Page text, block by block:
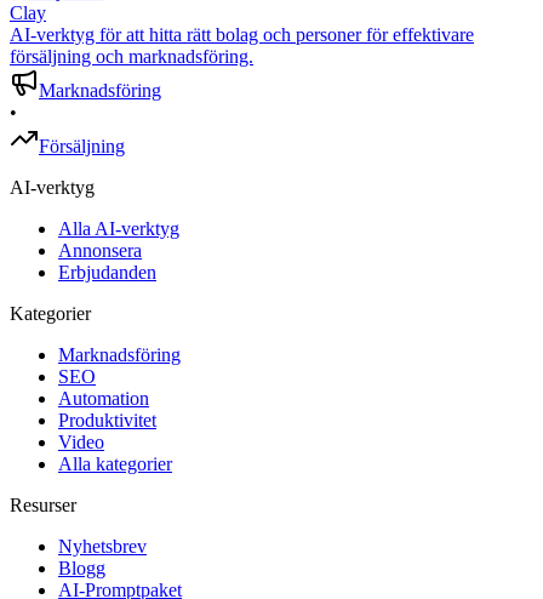
Clay
AI-verktyg för att hitta rätt bolag och personer för effektivare
försäljning och marknadsföring.
Marknadsföring
•
Försäljning
AI-verktyg
Alla AI-verktyg
Annonsera
Erbjudanden
Kategorier
Marknadsföring
SEO
Automation
Produktivitet
Video
Alla kategorier
Resurser
Nyhetsbrev
Blogg
AI-Promptpaket